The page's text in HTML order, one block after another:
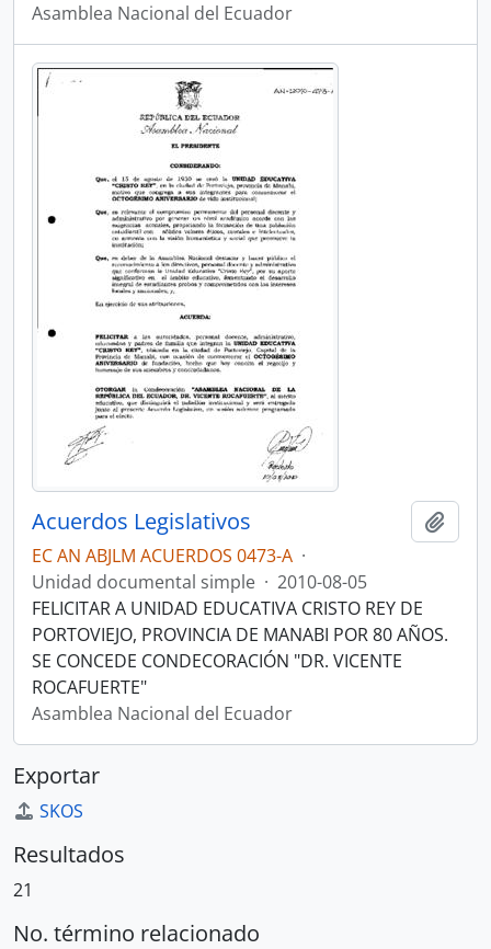
Asamblea Nacional del Ecuador
Acuerdos Legislativos
EC AN ABJLM ACUERDOS 0473-A ·
Unidad documental simple · 2010-08-05
FELICITAR A UNIDAD EDUCATIVA CRISTO REY DE
PORTOVIEJO, PROVINCIA DE MANABI POR 80 AÑOS.
SE CONCEDE CONDECORACIÓN "DR. VICENTE
ROCAFUERTE"
Asamblea Nacional del Ecuador
Exportar
SKOS
Resultados
21
No. término relacionado